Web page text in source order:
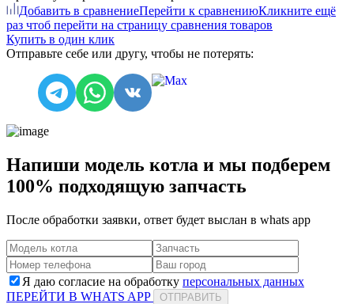
Добавить в сравнениеПерейти к сравнениюКликните ещё
раз чтоб перейти на страницу сравнения товаров
Купить в один клик
Отправьте себе или другу, чтобы не потерять:
Напиши модель котла и мы подберем
100% подходящую запчасть
После обработки заявки, ответ будет выслан в whats app
Я даю согласие на обработку персональных данных
ПЕРЕЙТИ В WHATS APP
ОТПРАВИТЬ